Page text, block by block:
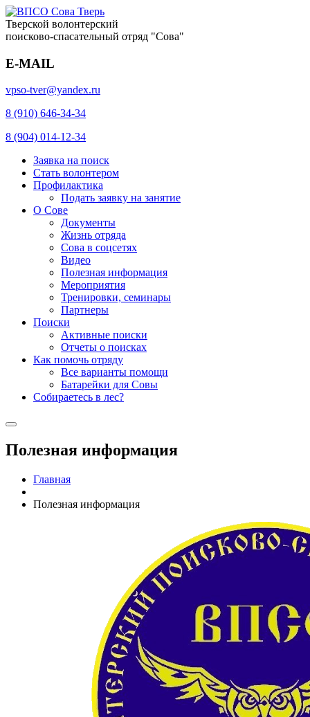
Тверской волонтерский
поисково-спасательный отряд "Сова"
E-MAIL
vpso-tver@yandex.ru
8 (910) 646-34-34
8 (904) 014-12-34
Заявка на поиск
Стать волонтером
Профилактика
Подать заявку на занятие
О Сове
Документы
Жизнь отряда
Сова в соцсетях
Видео
Полезная информация
Мероприятия
Тренировки, семинары
Партнеры
Поиски
Активные поиски
Отчеты о поисках
Как помочь отряду
Все варианты помощи
Батарейки для Совы
Собираетесь в лес?
Полезная информация
Главная
Полезная информация